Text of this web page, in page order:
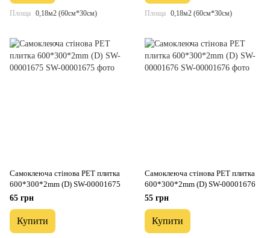
Площа 0,18м2 (60см*30см) Площа 0,18м2 (60см*30см)
Самоклеюча стінова PET плитка
600*300*2mm (D) SW-00001675
65 грн
Купити
Самоклеюча стінова PET плитка
600*300*2mm (D) SW-00001676
55 грн
Купити